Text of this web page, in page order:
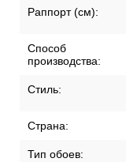
Раппорт (см):
Способ
производства:
Стиль:
Страна:
Тип обоев: